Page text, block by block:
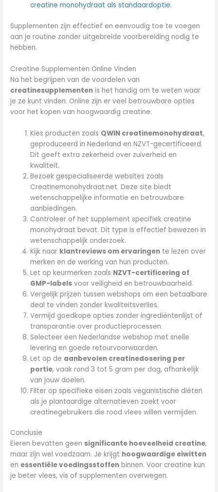
creatine monohydraat als standaardoptie.
Supplementen zijn effectief en eenvoudig toe te voegen
aan je routine zonder uitgebreide voorbereiding nodig te
hebben.
Creatine Supplementen Online Vinden
Na het begrijpen van de voordelen van
creatinesupplementen is het handig om te weten waar
je ze kunt vinden. Online zijn er veel betrouwbare opties
voor het kopen van hoogwaardig creatine.
Kies producten zoals QWIN creatinemonohydraat,
geproduceerd in Nederland en NZVT-gecertificeerd.
Dit geeft extra zekerheid over zuiverheid en
kwaliteit.
Bezoek gespecialiseerde websites zoals
Creatinemonohydraat.net. Deze site biedt
wetenschappelijke informatie en betrouwbare
aanbiedingen.
Controleer of het supplement specifiek creatine
monohydraat bevat. Dit type is effectief bewezen in
wetenschappelijk onderzoek.
Kijk naar klantreviews om ervaringen te lezen over
merken en de werking van hun producten.
Let op keurmerken zoals NZVT-certificering of
GMP-labels voor veiligheid en betrouwbaarheid.
Vergelijk prijzen tussen webshops om een betaalbare
deal te vinden zonder kwaliteitsverlies.
Vermijd goedkope opties zonder ingrediëntenlijst of
transparantie over productieprocessen.
Selecteer een Nederlandse webshop met snelle
levering en goede retourvoorwaarden.
Let op de aanbevolen creatinedosering per
portie, vaak rond 3 tot 5 gram per dag, afhankelijk
van jouw doelen.
Filter op specifieke eisen zoals veganistische diëten
als je plantaardige alternatieven zoekt voor
creatinegebruikers die rood vlees willen vermijden.
Conclusie
Eieren bevatten geen significante hoeveelheid creatine,
maar zijn wel voedzaam. Je krijgt hoogwaardige eiwitten
en essentiële voedingsstoffen binnen. Voor creatine kun
je beter vlees, vis of supplementen overwegen.